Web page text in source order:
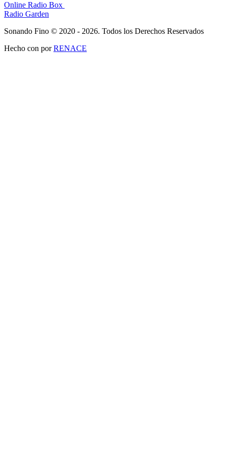
Online Radio Box
Radio Garden
Sonando Fino © 2020 - 2026. Todos los Derechos Reservados
Hecho con porRENACE